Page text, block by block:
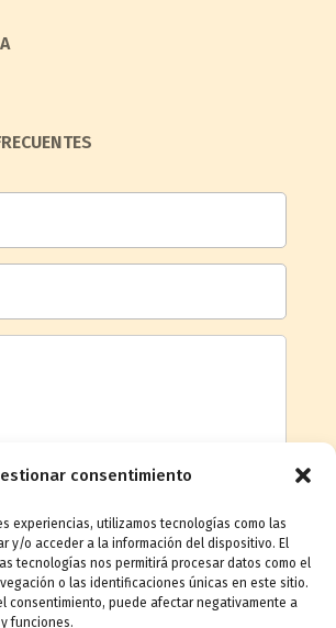
consentimiento
experiencias, utilizamos tecnologías como las
y/o acceder a la información del dispositivo. El
tecnologías nos permitirá procesar datos como el
o las identificaciones únicas en este sitio.
consentimiento, puede afectar negativamente a
funciones.
política de privacidad